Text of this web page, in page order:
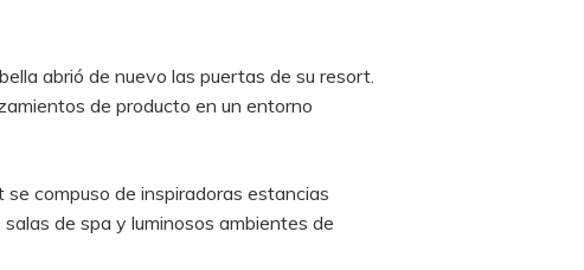
abrió de nuevo las puertas de su resort.
de producto en un entorno
compuso de inspiradoras estancias
de spa y luminosos ambientes de